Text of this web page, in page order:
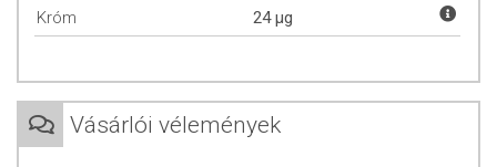
Napraforgó lecitin:A lecitin egy zsírszerű természetes anyag, amit
Aki allergiás a szójára, annak a napraforbóból készült lecitin
legnagyobb koncentrációban az agy, a szív, a máj és a vesék
Króm
24 µg
Vásárlói vélemények